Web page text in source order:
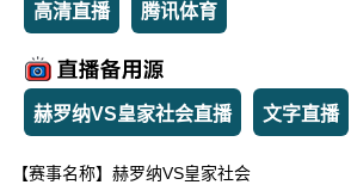
高清直播 腾讯体育
赫罗纳VS皇家社会直播 文字直播
【赛事名称】赫罗纳VS皇家社会